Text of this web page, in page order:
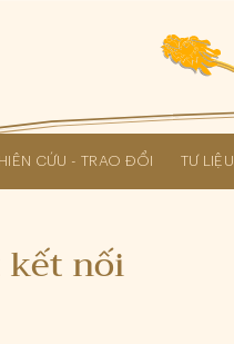
CỨU - TRAO ĐỔI TƯ LIỆU
kết nối